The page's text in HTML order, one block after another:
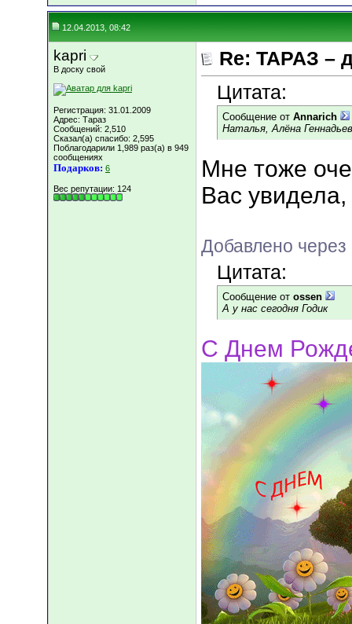
12.04.2013, 08:42
kapri
В доску свой
Регистрация: 31.01.2009
Адрес: Тараз
Сообщений: 2,510
Сказал(а) спасибо: 2,595
Поблагодарили 1,989 раз(а) в 949
сообщениях
Подарков: 6
Вес репутации: 124
Re: ТАРАЗ –
Цитата:
Сообщение от Annarich
Наталья, Алёна
Мне тоже
Вас увидела,
Добавлено через
Цитата:
Сообщение от ossen
А у нас сегодня Годик
С Днем